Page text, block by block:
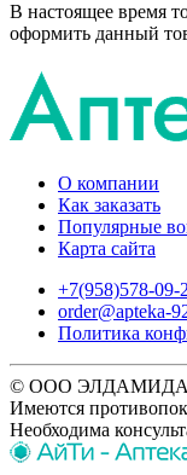
В настоящее время
оформить данный
О компании
Как заказать
Популярные
Карта сайта
+7(958)578-09-
order@apteka-
Политика
© ООО ЭЛДАМИДА,
Имеются
Необходима